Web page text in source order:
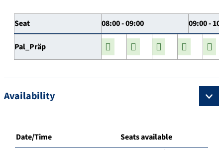
Seat 08:00 - 09:00 09:00 -
Pal_Präp
Availability
Date/Time Seats available